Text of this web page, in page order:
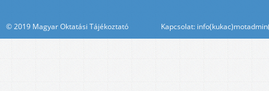
© 2019 Magyar Oktatási Tájékoztató Kapcsolat: